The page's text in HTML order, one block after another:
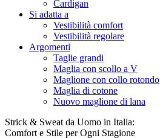
Cardigan
Si adatta a
Vestibilità comfort
Vestibilità regolare
Argomenti
Taglie grandi
Maglia con scollo a V
Maglione con collo rotondo
Maglia di cotone
Nuovo maglione di lana
Strick & Sweat da Uomo in Italia:
Comfort e Stile per Ogni Stagione